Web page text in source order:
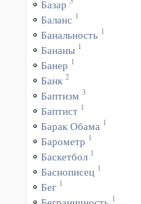
Базар
Баланс 1
Банальность 1
Бананы 1
Банер 1
Банк 2
Баптизм 3
Баптист 1
Барак Обама 1
Барометр 1
Баскетбол 1
Баснописец 1
Бег 1
1